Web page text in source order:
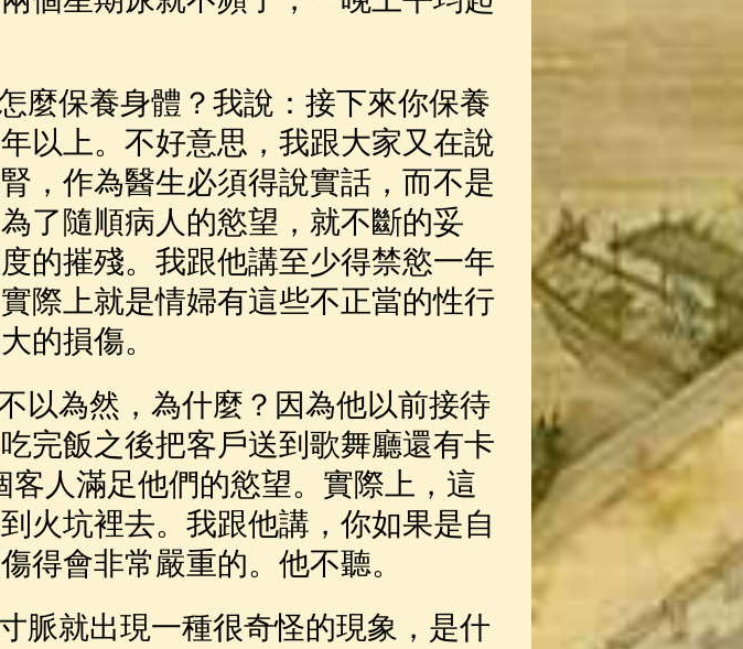
保養身體？我說：接下來你保養
以上。不好意思，我跟大家又在說
，作為醫生必須得說實話，而不是
了隨順病人的慾望，就不斷的妥
的摧殘。我跟他講至少得禁慾一年
際上就是情婦有這些不正當的性行
的損傷。
為然，為什麼？因為他以前接待
完飯之後把客戶送到歌舞廳還有卡
人滿足他們的慾望。實際上，這
火坑裡去。我跟他講，你如果是自
得會非常嚴重的。他不聽。
就出現一種很奇怪的現象，是什